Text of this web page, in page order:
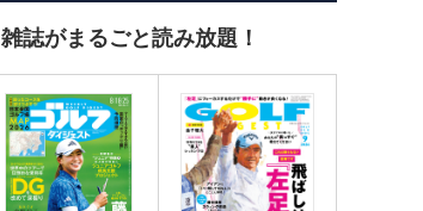
雑誌がまるごと読み放題！